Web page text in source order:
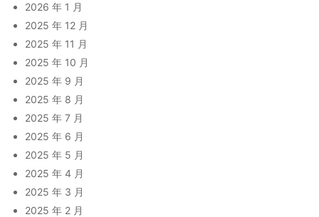
2026 年 1 月
2025 年 12 月
2025 年 11 月
2025 年 10 月
2025 年 9 月
2025 年 8 月
2025 年 7 月
2025 年 6 月
2025 年 5 月
2025 年 4 月
2025 年 3 月
2025 年 2 月